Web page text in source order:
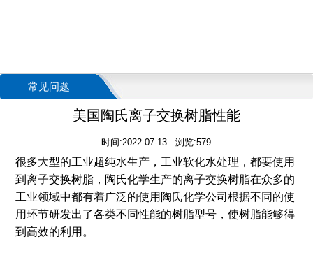
常见问题
美国陶氏离子交换树脂性能
时间:2022-07-13 浏览:579
很多大型的工业超纯水生产，工业软化水处理，都要使用
到离子交换树脂，陶氏化学生产的离子交换树脂在众多的
工业领域中都有着广泛的使用陶氏化学公司根据不同的使
用环节研发出了各类不同性能的树脂型号，使树脂能够得
到高效的利用。